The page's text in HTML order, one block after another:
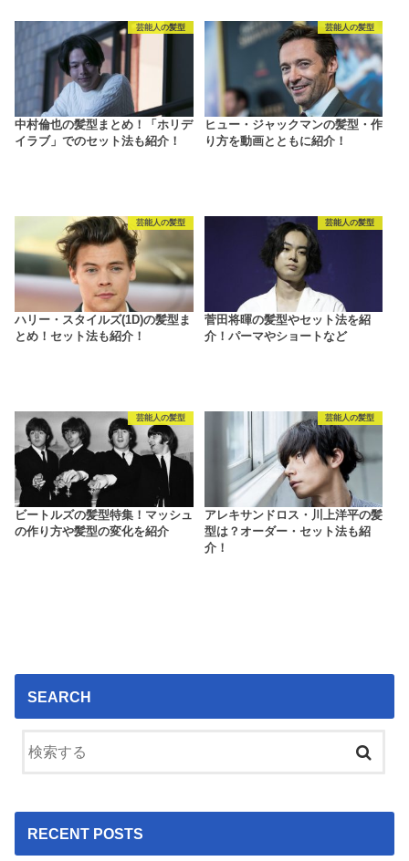
芸能人の髪型
中村倫也の髪型まとめ！「ホリデ
イラブ」でのセット法も紹介！
芸能人の髪型
ヒュー・ジャックマンの髪型・作
り方を動画とともに紹介！
芸能人の髪型
ハリー・スタイルズ(1D)の髪型ま
とめ！セット法も紹介！
芸能人の髪型
菅田将暉の髪型やセット法を紹
介！パーマやショートなど
芸能人の髪型
ビートルズの髪型特集！マッシュ
の作り方や髪型の変化を紹介
芸能人の髪型
アレキサンドロス・川上洋平の髪
型は？オーダー・セット法も紹
介！
SEARCH
RECENT POSTS